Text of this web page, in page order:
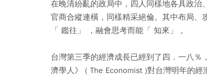
在晚清紛亂的政局中，四人同樣地各具政治
官商合縱連橫，同樣精采絕倫。其中布局
「 鑑往」 ，融會思考而能「 知來」 。
台灣第三季的經濟成長已經到了四．一八
濟學人》 ( The Economist )對台灣明年的